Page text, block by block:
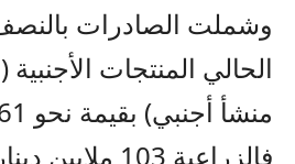
وشملت الصادرات
الحالي المنتجات